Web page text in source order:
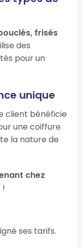
frisés
des
pour un
unique
client bénéficie
une coiffure
la nature de
chez
!
ses tarifs.